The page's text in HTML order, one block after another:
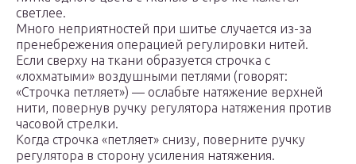
светлее.
Много неприятностей при шитье случается из-за
пренебрежения операцией регулировки нитей.
Если сверху на ткани образуется строчка с
«лохматыми» воздушными петлями (говорят:
«Строчка петляет») — ослабьте натяжение верхней
нити, повернув ручку регулятора натяжения против
часовой стрелки.
Когда строчка «петляет» снизу, поверните ручку
регулятора в сторону усиления натяжения.